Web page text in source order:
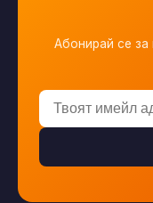
Абонирай се